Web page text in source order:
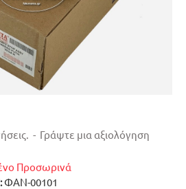
Προσωρινά
ΦΑΝ-00101
- Γράψτε μια αξιολόγηση